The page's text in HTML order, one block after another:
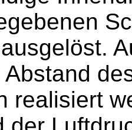
realisiert